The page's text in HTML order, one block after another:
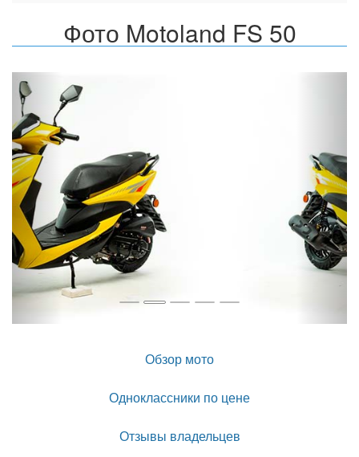
Фото Motoland FS 50
Назад
Обзор мото
Одноклассники по цене
Отзывы владельцев